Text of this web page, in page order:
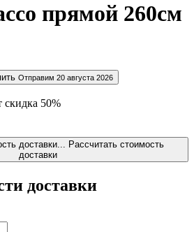
прямой 260см
Отправим 20 августа 2026
скидка 50%
доставки...
Рассчитать стоимость
доставки
доставки